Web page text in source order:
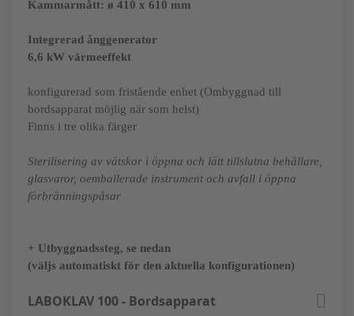
Kammarmått: ø 410 x 610 mm
Integrerad ånggenerator
6,6 kW värmeeffekt
konfigurerad som fristående enhet (Ombyggnad till
bordsapparat möjlig när som helst)
Finns i tre olika färger
Sterilisering av vätskor i öppna och lätt tillslutna behållare,
glasvaror, oemballerade instrument och avfall i öppna
förbränningspåsar
+ Utbyggnadssteg, se nedan
(väljs automatiskt för den aktuella konfigurationen)
LABOKLAV 100 - Bordsapparat